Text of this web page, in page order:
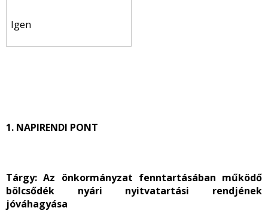
Igen
1. NAPIRENDI PONT
Tárgy: Az önkormányzat fenntartásában működő
bölcsődék nyári nyitvatartási rendjének
jóváhagyása